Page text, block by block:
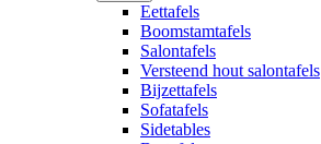
Eettafels
Boomstamtafels
Salontafels
Versteend hout salontafels
Bijzettafels
Sofatafels
Sidetables